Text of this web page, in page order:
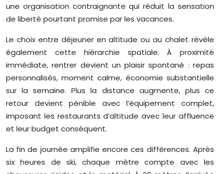
une organisation contraignante qui réduit la sensation
de liberté pourtant promise par les vacances.
Le choix entre déjeuner en altitude ou au chalet révèle
également cette hiérarchie spatiale. À proximité
immédiate, rentrer devient un plaisir spontané : repas
personnalisés, moment calme, économie substantielle
sur la semaine. Plus la distance augmente, plus ce
retour devient pénible avec l’équipement complet,
imposant les restaurants d’altitude avec leur affluence
et leur budget conséquent.
La fin de journée amplifie encore ces différences. Après
six heures de ski, chaque mètre compte avec les